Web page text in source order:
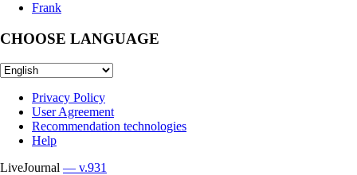
Frank
CHOOSE LANGUAGE
Privacy Policy
User Agreement
Recommendation technologies
Help
LiveJournal — v.931